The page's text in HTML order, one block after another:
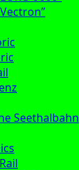
Seethalbahn